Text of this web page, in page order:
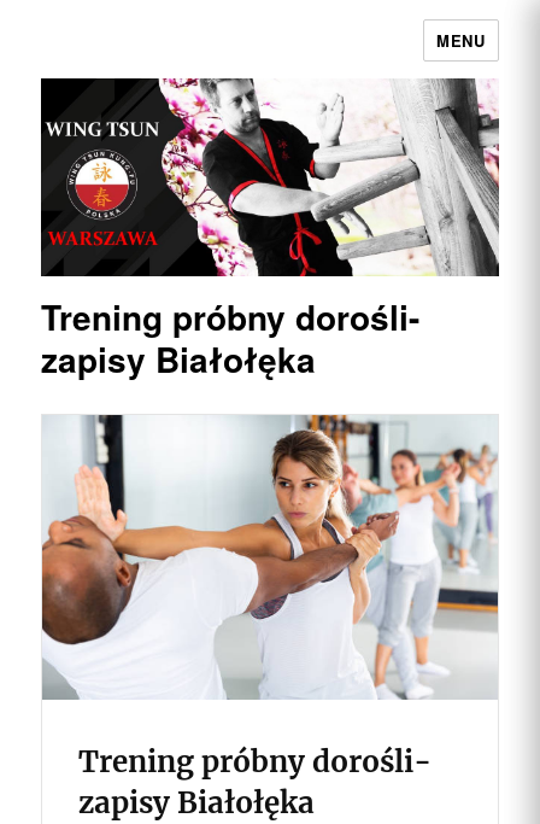
Wing Tsun Kung Fu Warszawa |
Najpełniejszy przekaz w Polsce
MENU
Trening próbny dorośli-
zapisy Białołęka
Trening próbny dorośli-
zapisy Białołęka